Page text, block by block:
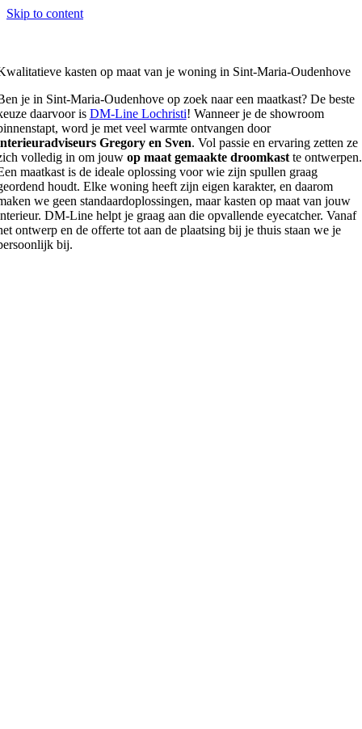
Skip to content
kasten op maat van je woning in Sint-Maria-Oudenhove
je in Sint-Maria-Oudenhove op zoek naar een maatkast? De beste
daarvoor is DM-Line Lochristi! Wanneer je de showroom
word je met veel warmte ontvangen door
Gregory en Sven. Vol passie en ervaring zetten ze
volledig in om jouw op maat gemaakte droomkastte ontwerpen.
maatkast is de ideale oplossing voor wie zijn spullen graag
houdt. Elke woning heeft zijn eigen karakter, en daarom
we geen standaardoplossingen, maar kasten op maat van jouw
DM-Line helpt je graag aan die opvallende eyecatcher. Vanaf
ontwerp en de offerte tot aan de plaatsing bij je thuis staan we je
bij.